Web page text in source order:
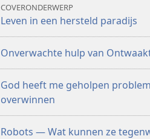
COVERONDERWERP
Leven in een hersteld paradijs
Onverwachte hulp van
God heeft me geholpen
overwinnen
Robots — Wat kunnen ze